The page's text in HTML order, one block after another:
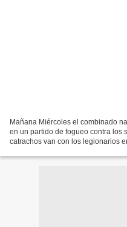
Mañana Miércoles el combinado
en un partido de fogueo contra los
catrachos van con los legionarios